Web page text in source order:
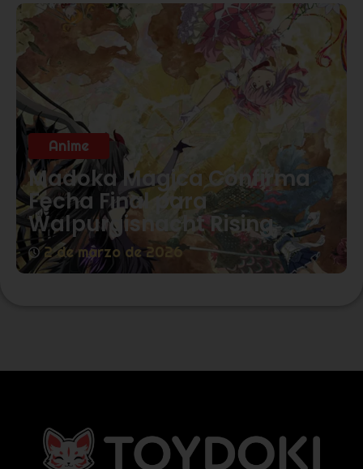
Anime
Madoka Magica Confirma
Fecha Final para
Walpurgisnacht Rising
2 de marzo de 2026